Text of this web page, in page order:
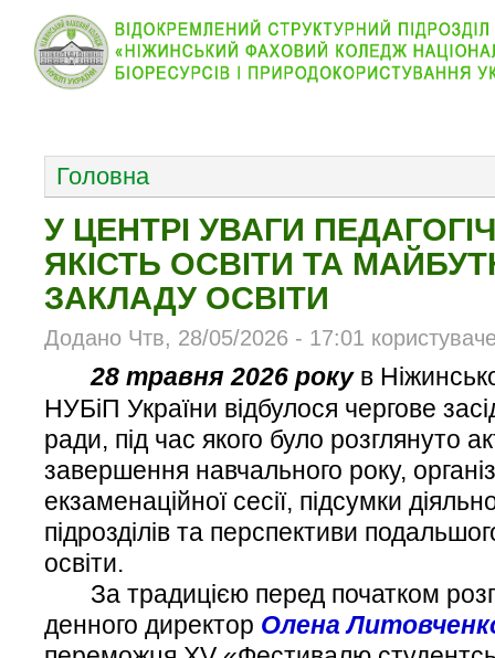
Головна
У ЦЕНТРІ УВАГИ
ЯКІСТЬ ОСВІТИ ТА
ЗАКЛАДУ ОСВІТИ
Додано Чтв, 28/05/2026 - 17:01
28 травня 2026 року в
НУБіП України відбулося чергове
ради, під час якого було розглянуто
завершення навчального року,
екзаменаційної сесії, підсумки
підрозділів та перспективи
освіти.
За традицією перед початком
денного директор Олена